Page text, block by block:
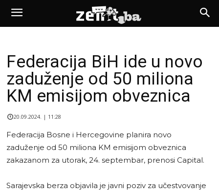
Federacija BiH ide u novo
zaduženje od 50 miliona
KM emisijom obveznica
20.09.2024. | 11:28
Federacija Bosne i Hercegovine planira novo
zaduženje od 50 miliona KM emisijom obveznica
zakazanom za utorak, 24. septembar, prenosi Capital.
Sarajevska berza objavila je javni poziv za učestvovanje